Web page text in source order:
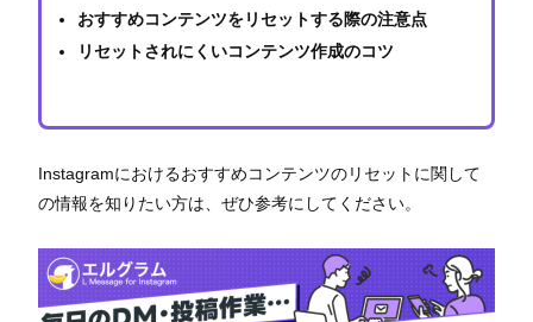
おすすめコンテンツをリセットする際の注意点
リセットされにくいコンテンツ作成のコツ
Instagramにおけるおすすめコンテンツのリセットに関して
の情報を知りたい方は、ぜひ参考にしてください。